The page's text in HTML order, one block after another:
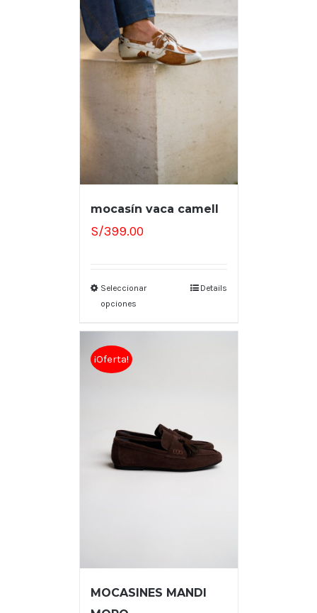
mocasín vaca camell
S/399.00
Seleccionar
opciones
Details
¡Oferta!
MOCASINES MANDI